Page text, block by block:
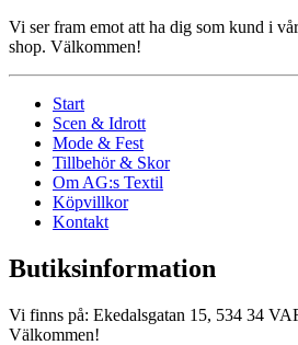
Vi ser fram emot att ha dig som kund i
shop. Välkommen!
Start
Scen & Idrott
Mode & Fest
Tillbehör & Skor
Om AG:s Textil
Köpvillkor
Kontakt
Butiksinformation
Vi finns på: Ekedalsgatan 15, 534 34
Välkommen!